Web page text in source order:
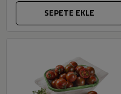
SEPETE EKLE